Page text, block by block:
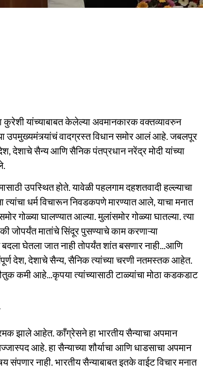
कुरेशी यांच्याबाबत केलेल्या अवमानकारक वक्तव्यावरुन
उपमुख्यमंत्र्यांचं वादग्रस्त विधान समोर आलं आहे. जबलपूर
देशाचे सैन्य आणि सैनिक पंतप्रधान नरेंद्र मोदी यांच्या
उपस्थित होते. यावेळी पहलगाम दहशतवादी हल्ल्याचा
धर्म विचारून निवडकपणे मारण्यात आले, याचा मनात
गोळ्या घालण्यात आल्या. मुलांसमोर गोळ्या घातल्या. त्या
जोपर्यंत मातांचे सिंदूर पुसण्याचे काम करणाऱ्या
घेतला जात नाही तोपर्यंत शांत बसणार नाही...आणि
देश, देशाचे सैन्य, सैनिक त्यांच्या चरणी नतमस्तक आहेत.
कमी आहे...कृपया त्यांच्यासाठी टाळ्यांचा मोठा कडकडाट
झाले आहेत. काँग्रेसने हा भारतीय सैन्याचा अपमान
आहे. हा सैन्याच्या शौर्याचा आणि धाडसाचा अपमान
नाही. भारतीय सैन्याबाबत इतके वाईट विचार मनात